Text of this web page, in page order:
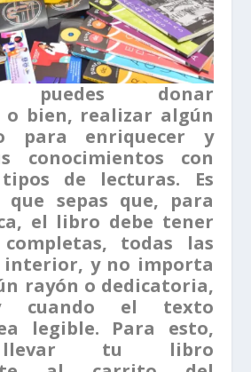
puedes donar
o bien, realizar algún
para enriquecer y
conocimientos con
de lecturas. Es
sepas que, para
el libro debe tener
todas las
interior, y no importa
rayón o dedicatoria,
cuando el texto
legible. Para esto,
llevar tu libro